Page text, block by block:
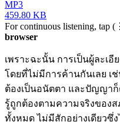
MP3
459.80 KB
For continuous listening, tap
browser
เพราะฉะนั้น การเป็นผู้ละเ
โดยที่ไม่มีการค้านกันเลย เ
ต้องเป็นอนัตตา และปัญญา
รู้ถูกต้องตามความจริงของ
ทั้งหมด ไม่มีสักอย่างเดียวซึ่